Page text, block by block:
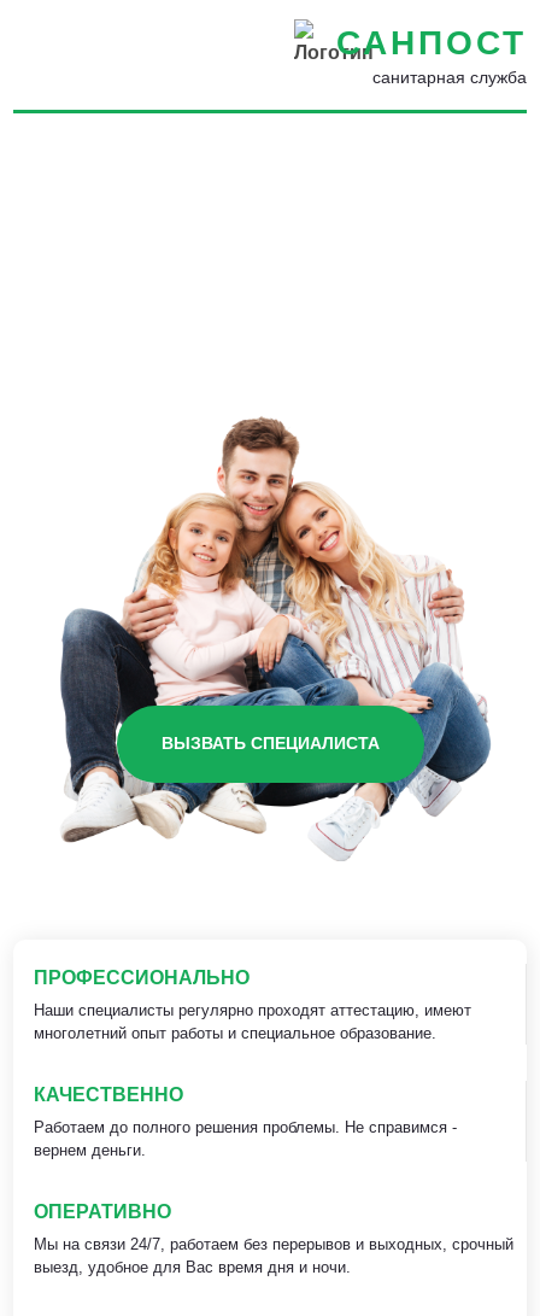
САНПОСТ
санитарная служба
ВЫЗВАТЬ СПЕЦИАЛИСТА
ПРОФЕССИОНАЛЬНО
Наши специалисты регулярно проходят аттестацию, имеют
многолетний опыт работы и специальное образование.
КАЧЕСТВЕННО
Работаем до полного решения проблемы. Не справимся -
вернем деньги.
ОПЕРАТИВНО
Мы на связи 24/7, работаем без перерывов и выходных, срочный
выезд, удобное для Вас время дня и ночи.